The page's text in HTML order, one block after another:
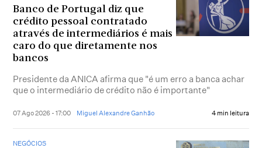
Banco de Portugal diz que
crédito pessoal contratado
através de intermediários é mais
caro do que diretamente nos
bancos
Presidente da ANICA afirma que "é um erro a banca achar
que o intermediário de crédito não é importante"
07 Ago 2026 - 17:00 Miguel Alexandre Ganhão 4 min leitura
NEGÓCIOS